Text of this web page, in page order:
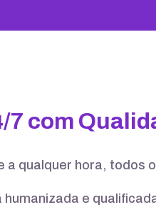
7 com
a qualquer hora, todos
humanizada e